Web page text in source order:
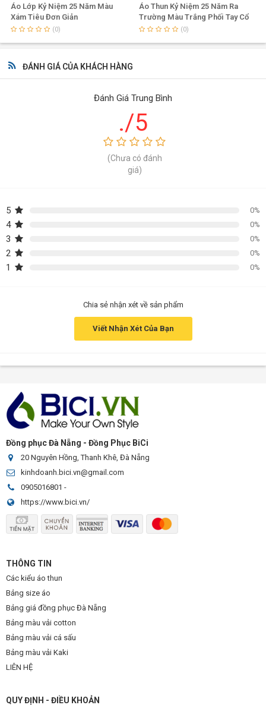
Áo Lớp Kỷ Niệm 25 Năm Màu
Xám Tiêu Đơn Giản
(0)
Áo Thun Kỷ Niệm 25 Năm Ra
Trường Màu Trắng Phối Tay Cổ
Thiên Thanh(0)
ĐÁNH GIÁ CỦA KHÁCH HÀNG
Đánh Giá Trung Bình
./5
(Chưa có đánh
giá)
5 0%
4 0%
3 0%
2 0%
1 0%
Chia sẻ nhận xét về sản phẩm
Viết Nhận Xét Của Bạn
Đồng phục Đà Nẵng - Đồng Phục BiCi
20 Nguyên Hồng, Thanh Khê, Đà Nẵng
kinhdoanh.bici.vn@gmail.com
0905016801 -
https://www.bici.vn/
THÔNG TIN
Các kiểu áo thun
Bảng size áo
Bảng giá đồng phục Đà Nẵng
Bảng màu vải cotton
Bảng màu vải cá sấu
Bảng màu vải Kaki
LIÊN HỆ
QUY ĐỊNH - ĐIỀU KHOẢN